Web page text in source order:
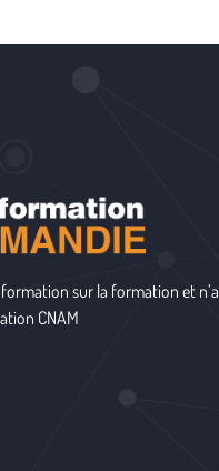
sur la formation et n’a
CNAM